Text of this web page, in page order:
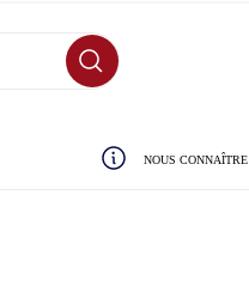
NOUS CONNAÎTRE